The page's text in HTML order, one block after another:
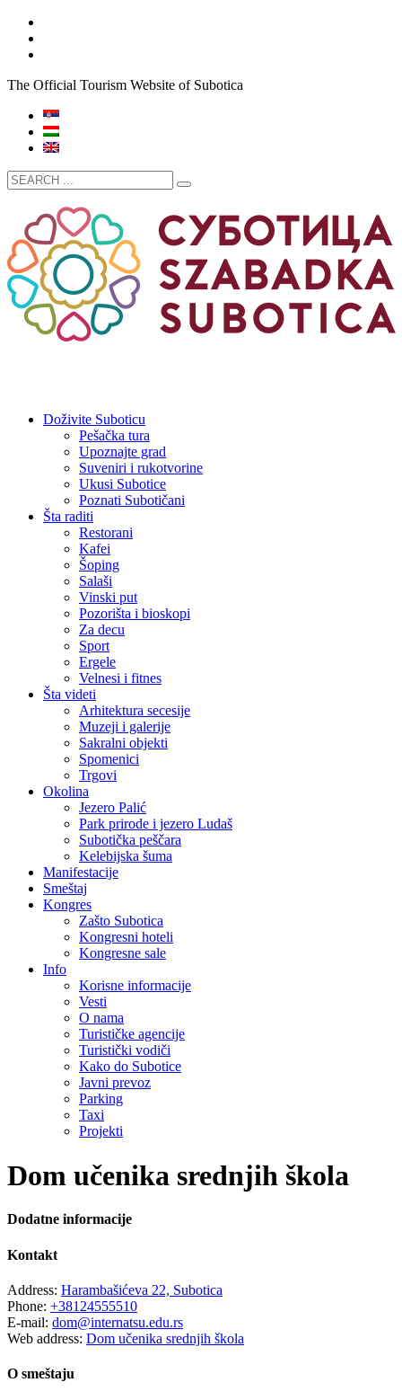
The Official Tourism Website of Subotica
Doživite Suboticu
Pešačka tura
Upoznajte grad
Suveniri i rukotvorine
Ukusi Subotice
Poznati Subotičani
Šta raditi
Restorani
Kafei
Šoping
Salaši
Vinski put
Pozorišta i bioskopi
Za decu
Sport
Ergele
Velnesi i fitnes
Šta videti
Arhitektura secesije
Muzeji i galerije
Sakralni objekti
Spomenici
Trgovi
Okolina
Jezero Palić
Park prirode i jezero Ludaš
Subotička peščara
Kelebijska šuma
Manifestacije
Smeštaj
Kongres
Zašto Subotica
Kongresni hoteli
Kongresne sale
Info
Korisne informacije
Vesti
O nama
Turističke agencije
Turistički vodiči
Kako do Subotice
Javni prevoz
Parking
Taxi
Projekti
Dom učenika srednjih škola
Dodatne informacije
Kontakt
Address: Harambašićeva 22, Subotica
Phone: +38124555510
E-mail: dom@internatsu.edu.rs
Web address: Dom učenika srednjih škola
O smeštaju